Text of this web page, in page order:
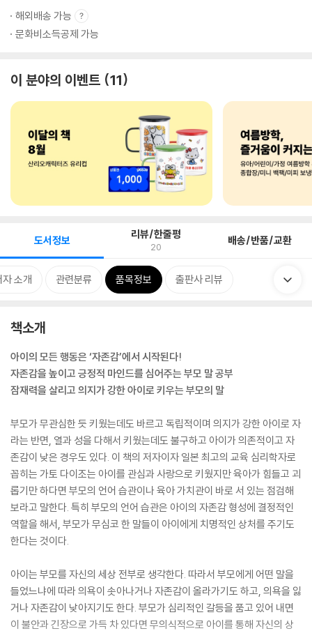
해외배송 가능
문화비소득공제 가능
이 분야의 이벤트 11
도서정보 리뷰/한줄평
20 배송/반품/교환
자 소개 관련분류 품목정보 출판사 리뷰
책소개
아이의 모든 행동은 ‘자존감’에서 시작된다!
자존감을 높이고 긍정적 마인드를 심어주는 부모 말 공부
잠재력을 살리고 의지가 강한 아이로 키우는 부모의 말
부모가 무관심한 듯 키웠는데도 바르고 독립적이며 의지가 강한 아이로 자
라는 반면, 열과 성을 다해서 키웠는데도 불구하고 아이가 의존적이고 자
존감이 낮은 경우도 있다. 이 책의 저자이자 일본 최고의 교육 심리학자로
꼽히는 가토 다이조는 아이를 관심과 사랑으로 키웠지만 육아가 힘들고 괴
롭기만 하다면 부모의 언어 습관이나 육아 가치관이 바로 서 있는 점검해
보라고 말한다. 특히 부모의 언어 습관은 아이의 자존감 형성에 결정적인
역할을 해서, 부모가 무심코 한 말들이 아이에게 치명적인 상처를 주기도
한다는 것이다.
아이는 부모를 자신의 세상 전부로 생각한다. 따라서 부모에게 어떤 말을
들었느냐에 따라 의욕이 솟아나거나 자존감이 올라가기도 하고, 의욕을 잃
거나 자존감이 낮아지기도 한다. 부모가 심리적인 갈등을 품고 있어 내면
이 불안과 긴장으로 가득 차 있다면 무의식적으로 아이를 통해 자신의 상